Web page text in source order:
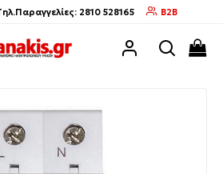
2810 528165 B2B